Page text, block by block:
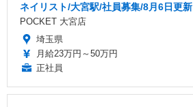
ネイリスト/大宮駅/社員募集/8月6日更新
POCKET 大宮店
埼玉県
月給23万円～50万円
正社員